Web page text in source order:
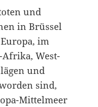
und
in Brüssel
im
Afrika, West-
und
sind,
Mittelmeer